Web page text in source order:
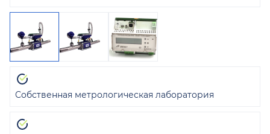
Собственная метрологическая лаборатория